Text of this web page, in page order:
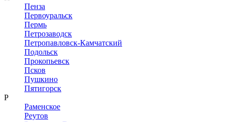
Пенза
Первоуральск
Пермь
Петрозаводск
Петропавловск-Камчатский
Подольск
Прокопьевск
Псков
Пушкино
Пятигорск
Р
Раменское
Реутов